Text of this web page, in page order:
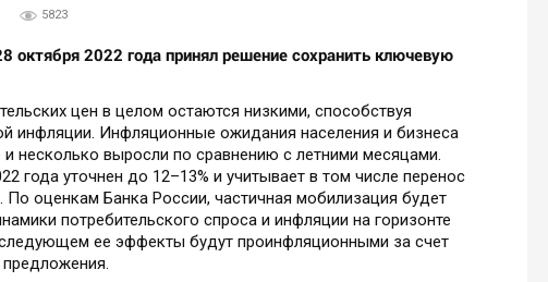
5823
октября 2022 года принял решение сохранить ключевую
цен в целом остаются низкими, способствуя
инфляции. Инфляционные ожидания населения и бизнеса
несколько выросли по сравнению с летними месяцами.
года уточнен до 12–13% и учитывает в том числе перенос
оценкам Банка России, частичная мобилизация будет
потребительского спроса и инфляции на горизонте
ее эффекты будут проинфляционными за счет
предложения.